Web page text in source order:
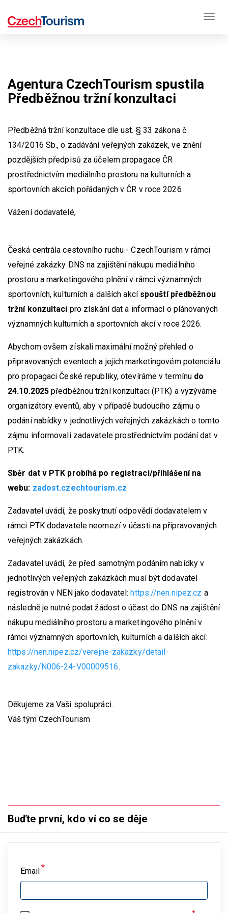
hlavnímu
Agentura CzechTourism spustila
Předběžnou tržní konzultaci
Předběžná tržní konzultace dle ust. § 33 zákona č.
134/2016 Sb., o zadávání veřejných zakázek, ve znění
pozdějších předpisů za účelem propagace ČR
prostřednictvím mediálního prostoru na kulturních a
sportovních akcích pořádaných v ČR v roce 2026
Vážení dodavatelé,
Česká centrála cestovního ruchu - CzechTourism v rámci
veřejné zakázky DNS na zajištění nákupu mediálního
prostoru a marketingového plnění v rámci významných
sportovních, kulturních a dalších akcí spouští předběžnou
tržní konzultaci pro získání dat a informací o plánovaných
významných kulturních a sportovních akcí v roce 2026.
Abychom ovšem získali maximální možný přehled o
připravovaných eventech a jejich marketingovém potenciálu
pro propagaci České republiky, otevíráme v termínu do
24.10.2025 předběžnou tržní konzultaci (PTK) a vyzýváme
organizátory eventů, aby v případě budoucího zájmu o
podání nabídky v jednotlivých veřejných zakázkách o tomto
zájmu informovali zadavatele prostřednictvím podání dat v
PTK.
Sběr dat v PTK probíhá po registraci/přihlášení na
webu: zadost.czechtourism.cz
Zadavatel uvádí, že poskytnutí odpovědí dodavatelem v
rámci PTK dodavatele neomezí v účasti na připravovaných
veřejných zakázkách.
Zadavatel uvádí, že před samotným podáním nabídky v
jednotlivých veřejných zakázkách musí být dodavatel
registrován v NEN jako dodavatel:https://nen.nipez.cz a
následně je nutné podat žádost o účast do DNS na zajištění
nákupu mediálního prostoru a marketingového plnění v
rámci významných sportovních, kulturních a dalších akcí:
https://nen.nipez.cz/verejne-zakazky/detail-
zakazky/N006-24-V00009516.
Děkujeme za Vaši spolupráci.
Váš tým CzechTourism
Buďte první, kdo ví co se děje
Email